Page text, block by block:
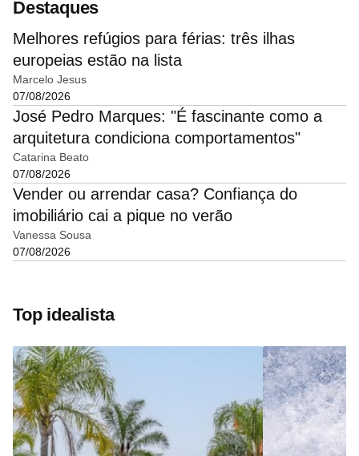
Destaques
Melhores refúgios para férias: três ilhas
europeias estão na lista
Marcelo Jesus
07/08/2026
José Pedro Marques: "É fascinante como a
arquitetura condiciona comportamentos"
Catarina Beato
07/08/2026
Vender ou arrendar casa? Confiança do
imobiliário cai a pique no verão
Vanessa Sousa
07/08/2026
Top idealista